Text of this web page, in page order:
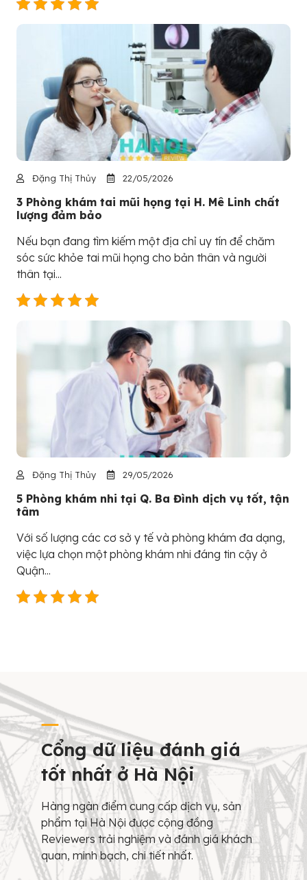
Đặng Thị Thủy 22/05/2026
3 Phòng khám tai mũi họng tại H. Mê Linh chất
lượng đảm bảo
Nếu bạn đang tìm kiếm một địa chỉ uy tín để chăm
sóc sức khỏe tai mũi họng cho bản thân và người
thân tại...
Đặng Thị Thủy 29/05/2026
5 Phòng khám nhi tại Q. Ba Đình dịch vụ tốt, tận
tâm
Với số lượng các cơ sở y tế và phòng khám đa dạng,
việc lựa chọn một phòng khám nhi đáng tin cậy ở
Quận...
Cổng dữ liệu đánh giá
tốt nhất ở Hà Nội
Hàng ngàn điểm cung cấp dịch vụ, sản
phẩm tại Hà Nội được cộng đồng
Reviewers trải nghiệm và đánh giá khách
quan, minh bạch, chi tiết nhất.